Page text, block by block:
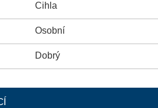
Cihla
Osobní
Dobrý